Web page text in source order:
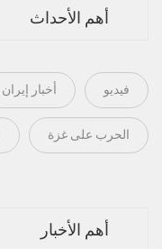
أهم الأحداث
فيديو أخبار إيران
الحرب على غزة
أهم الأخبار